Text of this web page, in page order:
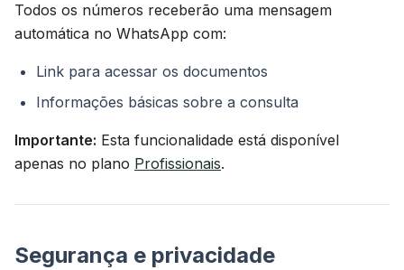
Todos os números receberão uma mensagem
automática no WhatsApp com:
Link para acessar os documentos
Informações básicas sobre a consulta
Importante: Esta funcionalidade está disponível
apenas no plano Profissionais.
Segurança e privacidade